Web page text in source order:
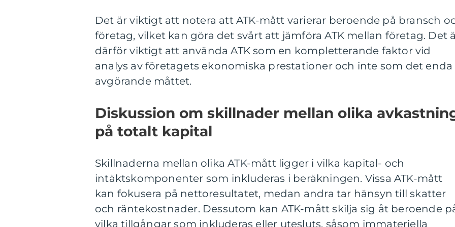
Det är viktigt att notera att ATK-mått varierar beroende på bransch
företag, vilket kan göra det svårt att jämföra ATK mellan företag. Det
därför viktigt att använda ATK som en kompletterande faktor vid
analys av företagets ekonomiska prestationer och inte som det enda
avgörande måttet.
Diskussion om skillnader mellan olika
på totalt kapital
Skillnaderna mellan olika ATK-mått ligger i vilka kapital- och
intäktskomponenter som inkluderas i beräkningen. Vissa ATK-mått
kan fokusera på nettoresultatet, medan andra tar hänsyn till skatter
och räntekostnader. Dessutom kan ATK-mått skilja sig åt beroende
vilka tillgångar som inkluderas eller utesluts, såsom immateriella